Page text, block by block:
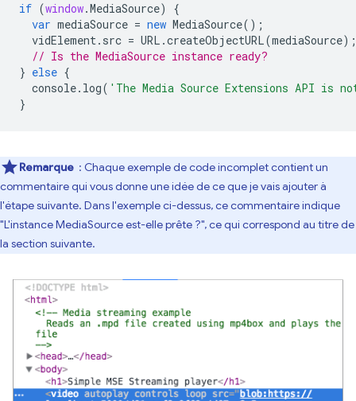
if (window.MediaSource)
{
var mediaSource = new MediaSource();
vidElement. src = URL .createObjectURL(mediaSource);
// Is the MediaSource instance ready?
} else {
console. log( 'The Media Source Extensions API is
}
Remarque : Chaque exemple de code incomplet contient un
commentaire qui vous donne une idée de ce que je vais ajouter à
l'étape suivante. Dans l'exemple ci-dessus, ce commentaire indique
"L'instance MediaSource est-elle prête ?", ce qui correspond au titre de
la section suivante.